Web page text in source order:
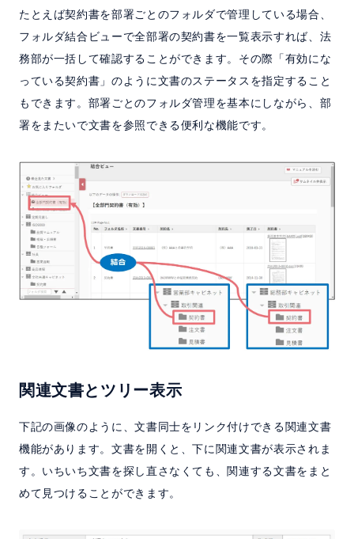
たとえば契約書を部署ごとのフォルダで管理している場合、
フォルダ結合ビューで全部署の契約書を一覧表示すれば、法
務部が一括して確認することができます。その際「有効にな
っている契約書」のように文書のステータスを指定すること
もできます。部署ごとのフォルダ管理を基本にしながら、部
署をまたいで文書を参照できる便利な機能です。
関連文書とツリー表示
下記の画像のように、文書同士をリンク付けできる関連文書
機能があります。文書を開くと、下に関連文書が表示されま
す。いちいち文書を探し直さなくても、関連する文書をまと
めて見つけることができます。